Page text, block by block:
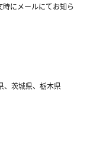
にメールにてお知ら
、茨城県、栃木県